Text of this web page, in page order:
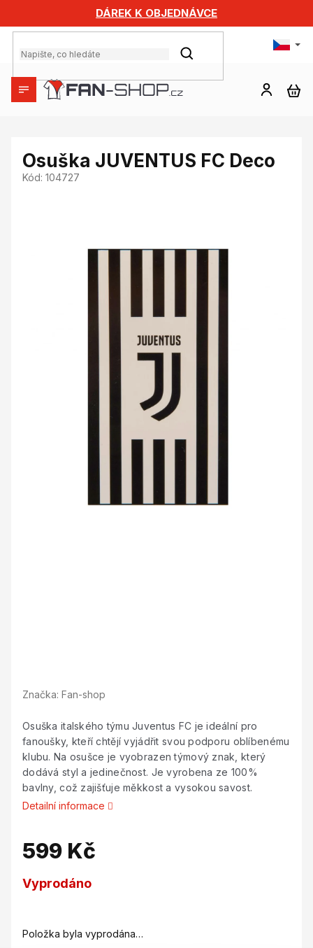
obsah
DÁREK K OBJEDNÁVCE
HLEDAT
Osuška JUVENTUS FC Deco
Kód: 104727
Značka: Fan-shop
Osuška italského týmu Juventus FC je ideální pro
fanoušky, kteří chtějí vyjádřit svou podporu oblíbenému
klubu. Na osušce je vyobrazen týmový znak, který
dodává styl a jedinečnost. Je vyrobena ze 100%
bavlny, což zajišťuje měkkost a vysokou savost.
Detailní informace
599 Kč
cena:
Vyprodáno
Položka byla vyprodána…